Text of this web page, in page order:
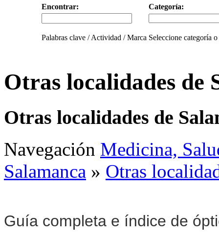
Encontrar: Categoría:
Palabras clave / Actividad / Marca Seleccione categoría
Otras localidades de
Otras localidades de
Navegación Medicina,
Salamanca » Otras
Guía completa e índice de